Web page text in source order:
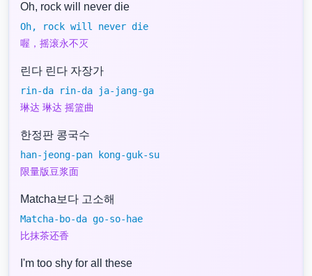
Oh, rock will never die
Oh, rock will never die
喔，摇滚永不灭
린다 린다 자장가
rin-da rin-da ja-jang-ga
琳达 琳达 摇篮曲
한정판 콩국수
han-jeong-pan kong-guk-su
限量版豆浆面
Matcha보다 고소해
Matcha-bo-da go-so-hae
比抹茶还香
I'm too shy for all these